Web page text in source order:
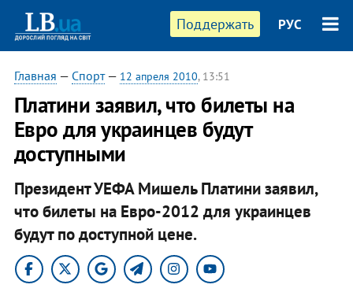
Поддержать РУС
Главная — Спорт— 12 апреля 2010, 13:51
Платини заявил, что билеты на
Евро для украинцев будут
доступными
Президент УЕФА Мишель Платини заявил,
что билеты на Евро-2012 для украинцев
будут по доступной цене.